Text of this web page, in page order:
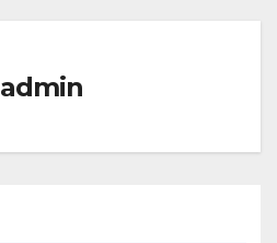
admin